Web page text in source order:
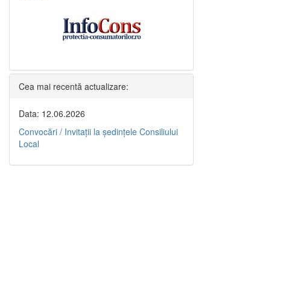
Cea mai recentă actualizare:
Data: 12.06.2026
Convocări / Invitaţii la şedinţele Consiliului
Local